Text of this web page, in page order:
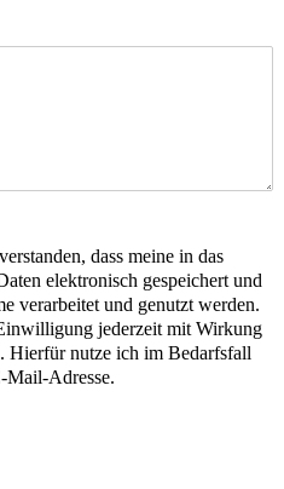
dass meine in das
elektronisch gespeichert und
verarbeitet und genutzt werden.
jederzeit mit Wirkung
nutze ich im Bedarfsfall
Mail-Adresse.